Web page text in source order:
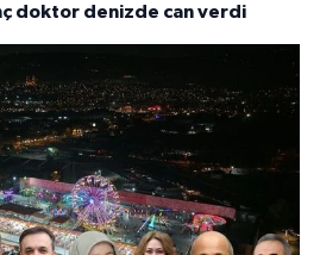
doktor denizde can verdi